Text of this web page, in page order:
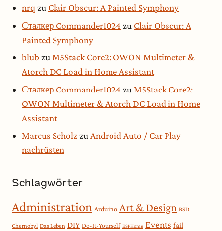
nrq zu Clair Obscur: A Painted Symphony
Сталкер Commander1024 zu Clair Obscur: A
Painted Symphony
blub zu M5Stack Core2: OWON Multimeter &
Atorch DC Load in Home Assistant
Сталкер Commander1024 zu M5Stack Core2:
OWON Multimeter & Atorch DC Load in Home
Assistant
Marcus Scholzzu Android Auto / Car Play
nachrüsten
Schlagwörter
Administration Arduino Art & Design BSD
Chernobyl Das Leben DIY Do-It-Yourself ESPHome Events fail